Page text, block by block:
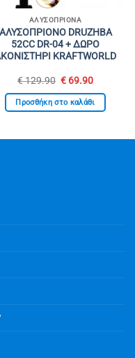
ΑΛΥΣΟΠΡΊΟΝΑ
ΑΛΥΣΟΠΡΙΟΝΟ DRUZHBA
52CC DR-04 + ΔΩΡΟ
KRAFTWORLD
€129.90 Original
was:
€ 129.90.
€ 69.90Η
τιμή
είναι:
Προσθήκη στο καλάθι